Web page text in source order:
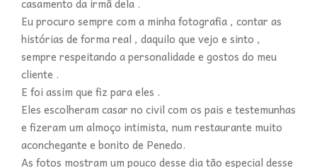
casamento da irmã dela .
Eu procuro sempre com a minha fotografia , contar as
histórias de forma real , daquilo que vejo e sinto ,
sempre respeitando a personalidade e gostos do meu
cliente .
E foi assim que fiz para eles .
Eles escolheram casar no civil com os pais e testemunhas
e fizeram um almoço intimista, num restaurante muito
aconchegante e bonito de Penedo.
As fotos mostram um pouco desse dia tão especial desse